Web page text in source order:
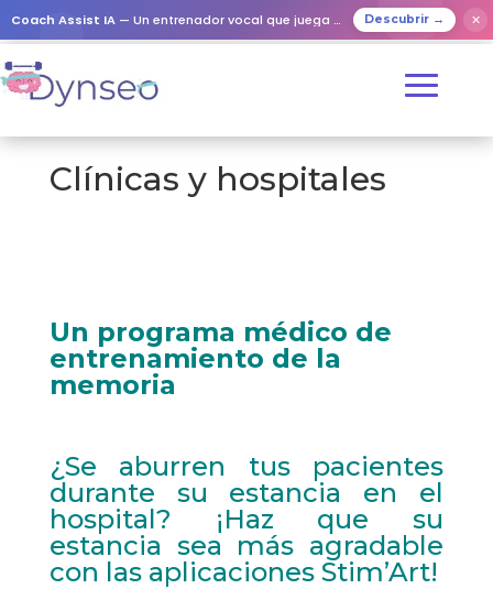
Coach Assist IA — Un entrenador vocal que juega con tus seres queridos Descubrir → ✕
Clínicas y hospitales
Un programa médico de
entrenamiento de la
memoria
¿Se aburren tus pacientes
durante su estancia en el
hospital? ¡Haz que su
estancia sea más agradable
con las aplicaciones Stim’Art!